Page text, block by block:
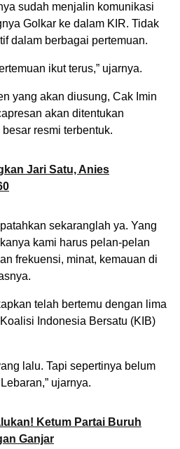
sudah menjalin komunikasi
Golkar ke dalam KIR. Tidak
dalam berbagai pertemuan.
ikut terus,” ujarnya.
yang akan diusung, Cak Imin
akan ditentukan
resmi terbentuk.
Jari Satu, Anies
sekaranglah ya. Yang
kami harus pelan-pelan
frekuensi, minat, kemauan di
telah bertemu dengan lima
Indonesia Bersatu (KIB)
lalu. Tapi sepertinya belum
ujarnya.
Ketum Partai Buruh
Ganjar